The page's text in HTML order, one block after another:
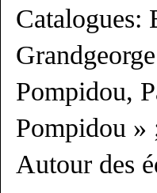
Catalogues:
Pompidou,
Pompidou »
Autour des